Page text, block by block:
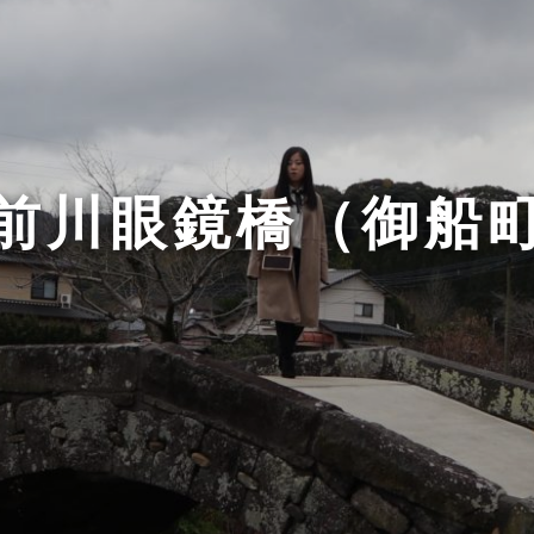
川眼鏡橋（御船